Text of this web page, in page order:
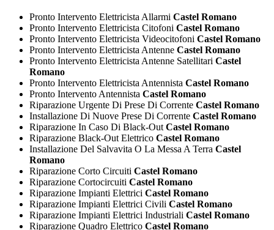
Pronto Intervento Elettricista Allarmi Castel Romano
Pronto Intervento Elettricista Citofoni Castel Romano
Pronto Intervento Elettricista Videocitofoni Castel Romano
Pronto Intervento Elettricista Antenne Castel Romano
Pronto Intervento Elettricista Antenne Satellitari Castel
Romano
Pronto Intervento Elettricista Antennista Castel Romano
Pronto Intervento Antennista Castel Romano
Riparazione Urgente Di Prese Di Corrente Castel Romano
Installazione Di Nuove Prese Di Corrente Castel Romano
Riparazione In Caso Di Black-Out Castel Romano
Riparazione Black-Out Elettrico Castel Romano
Installazione Del Salvavita O La Messa A Terra Castel
Romano
Riparazione Corto Circuiti Castel Romano
Riparazione Cortocircuiti Castel Romano
Riparazione Impianti Elettrici Castel Romano
Riparazione Impianti Elettrici Civili Castel Romano
Riparazione Impianti Elettrici Industriali Castel Romano
Riparazione Quadro Elettrico Castel Romano